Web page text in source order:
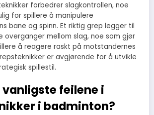
forbedrer slagkontrollen, noe
for spillere å manipulere
bane og spinn. Et riktig grep legger til
overganger mellom slag, noe som gjør
å reagere raskt på motstandernes
er avgjørende for å utvikle
spillestil.
vanligste feilene i
i badminton?